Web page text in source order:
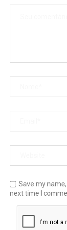
Save my
next time I